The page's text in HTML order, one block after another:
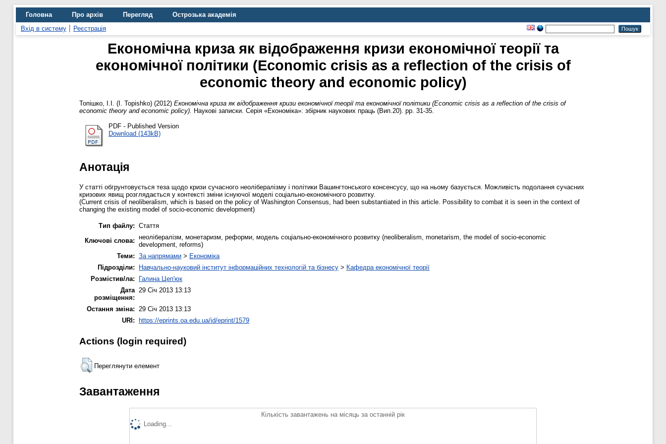
Головна Про архів Перегляд
Острозька академія
Вхід в систему
Реєстрація
Економічна криза як відображення кризи економічної теорії та
економічної політики (Economic crisis as a reflection of the crisis of
economic theory and economic policy)
Топішко, І.І. (I. Topishko) (2012) Економічна криза як відображення кризи економічної теорії та економічної політики (Economic crisis as a reflection of the crisis of
economic theory and economic policy).
Наукові записки. Серія «Економіка»: збірник наукових праць (Вип.20). pp. 31-35.
PDF - Published Version
Download (143kB)
Анотація
У статті обгрунтовується теза щодо кризи сучасного неолібералізму і політики Вашингтонського консенсусу, що на ньому базується. Можливість подолання сучасних
кризових явищ розглядається у контексті зміни існуючої моделі соціально-економічного розвитку.
(Current crisis of neoliberalism, which is based on the policy of Washington Consensus, had been substantiated in this article. Possibility to combat it is seen in the context of
changing the existing model of socio-economic development)
Тип файлу: Стаття
Ключові слова: неолібералізм, монетаризм, реформи, модель соціально-економічного розвитку (neoliberalism, monetarism, the model of socio-economic
development, reforms)
Теми: За напрямами > Економіка
Підрозділи:
Навчально-науковий інститут інформаційних технологій та бізнесу > Кафедра економічної теорії
Розмістив/ла:
Галина Цеп'юк
Дата
розміщення:
29 Січ 2013 13:13
Остання зміна:
29 Січ 2013 13:13
URI: https://eprints.oa.edu.ua/id/eprint/1579
Actions (login required)
Переглянути елемент
Завантаження
Кількість завантажень на місяць за останній рік
Loading...